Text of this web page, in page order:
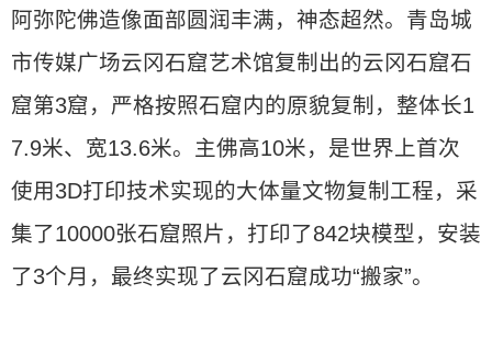
阿弥陀佛造像面部圆润丰满，神态超然。青岛城
市传媒广场云冈石窟艺术馆复制出的云冈石窟石
窟第3窟，严格按照石窟内的原貌复制，整体长1
7.9米、宽13.6米。主佛高10米，是世界上首次
使用3D打印技术实现的大体量文物复制工程，采
集了10000张石窟照片，打印了842块模型，安装
了3个月，最终实现了云冈石窟成功“搬家”。